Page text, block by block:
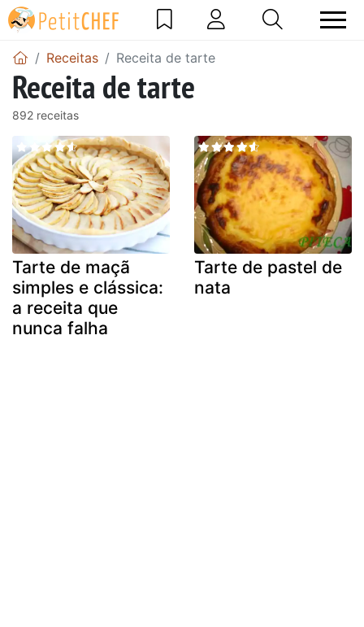
Receitas Receita de tarte
Receita de tarte
892 receitas
Tarte de maçã
simples e clássica:
a receita que
nunca falha
Tarte de pastel de
nata